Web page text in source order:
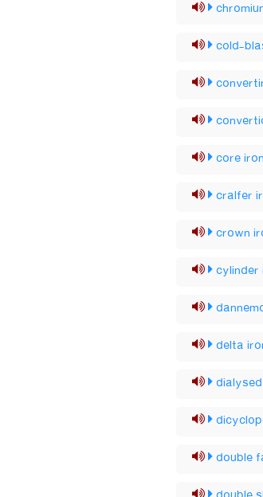
cold-
core iron
cralfer
crown
cylinder
delta
double